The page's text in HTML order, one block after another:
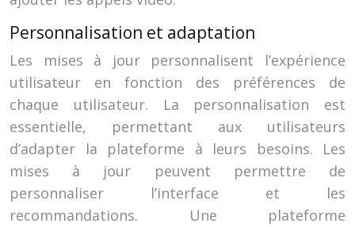
Personnalisation et adaptation
Les mises à jour personnalisent l’expérience
utilisateur en fonction des préférences de
chaque utilisateur. La personnalisation est
essentielle, permettant aux utilisateurs
d’adapter la plateforme à leurs besoins. Les
mises à jour peuvent permettre de
personnaliser l’interface et les
recommandations. Une plateforme